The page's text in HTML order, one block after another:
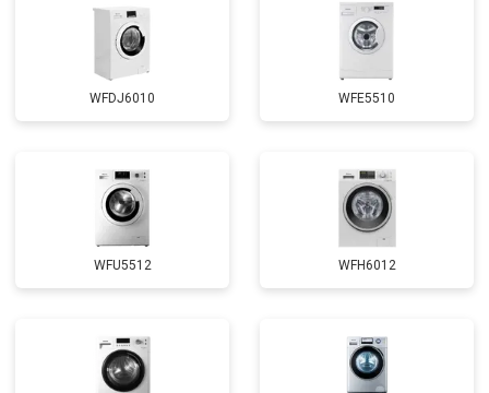
WFDJ6010 WFE5510
WFU5512 WFH6012